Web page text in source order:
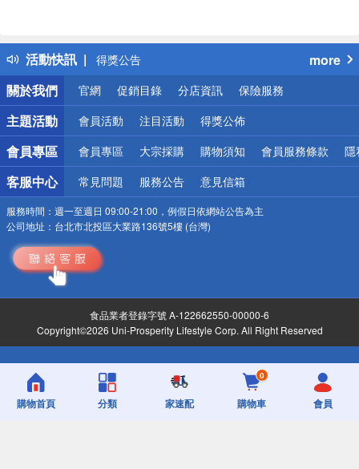
活動快訊
詐騙網頁！請小心！
得獎公告
熱門話題
銀行優惠
偏遠地區配送
詐騙網頁！請小心！
more
關於我們
官網 促銷目錄 分店資訊 保險服務
主題活動 會員活動 注目活動 得獎公佈
會員專區 會員專區 大宗採購 購物須知 會員服務條款 隱
客服中心 常見問題 服務公告 意見信箱
服務時間： 週一至週日 09:00-21:00，例假日依網站公告為主
公司地址： 台北市北投區大業路136號5樓 (台灣)
食品業者登錄字號 A-122662550-00000-6
Copyright©2026 Uni-Prosperity Lifestyle Corp. All Right Reserved
購物首頁 分類 家速配
0
購物車 會員